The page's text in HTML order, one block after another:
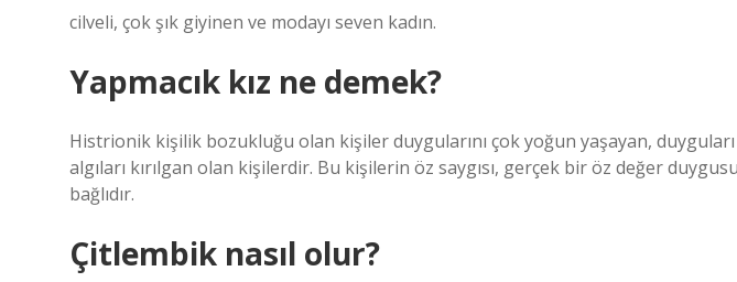
cilveli, çok şık giyinen ve modayı seven kadın.
Yapmacık kız ne demek?
Histrionik kişilik bozukluğu olan kişiler duygularını çok yoğun yaşayan,
algıları kırılgan olan kişilerdir. Bu kişilerin öz saygısı, gerçek bir öz değer
bağlıdır.
Çitlembik nasıl olur?